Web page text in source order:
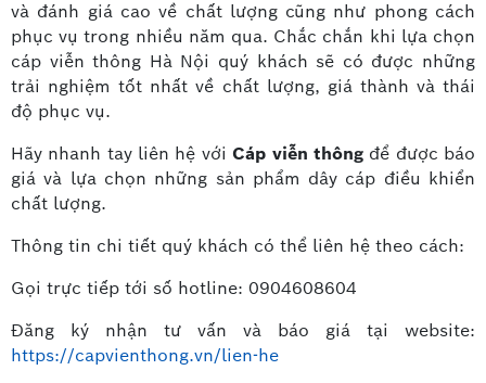
và đánh giá cao về chất lượng cũng như phong cách
phục vụ trong nhiều năm qua. Chắc chắn khi lựa chọn
cáp viễn thông Hà Nội quý khách sẽ có được những
trải nghiệm tốt nhất về chất lượng, giá thành và thái
độ phục vụ.
Hãy nhanh tay liên hệ vớiCáp viễn thôngđể được báo
giá và lựa chọn những sản phẩm dây cáp điều khiển
chất lượng.
Thông tin chi tiết quý khách có thể liên hệ theo cách:
Gọi trực tiếp tới số hotline: 0904608604
Đăng ký nhận tư vấn và báo giá tại website:
https://capvienthong.vn/lien-he